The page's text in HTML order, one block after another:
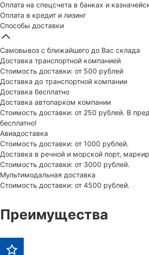
Оплата на спецсчета в банках и
Оплата в кредит и лизинг
Способы доставки
Самовывоз с ближайшего до Вас склада
Доставка транспортной компанией
Стоимость доставки: от 500 рублей
Доставка до транспортной компании
Доставка бесплатно
Доставка автопарком компании
Стоимость доставки: от 250 рублей. В
бесплатно!
Авиадоставка
Стоимость доставки: от 1000 рублей.
Доставка в речной и морской порт,
Стоимость доставки: от 3000 рублей.
Мультимодальная доставка
Стоимость доставки: от 4500 рублей.
Преимущества